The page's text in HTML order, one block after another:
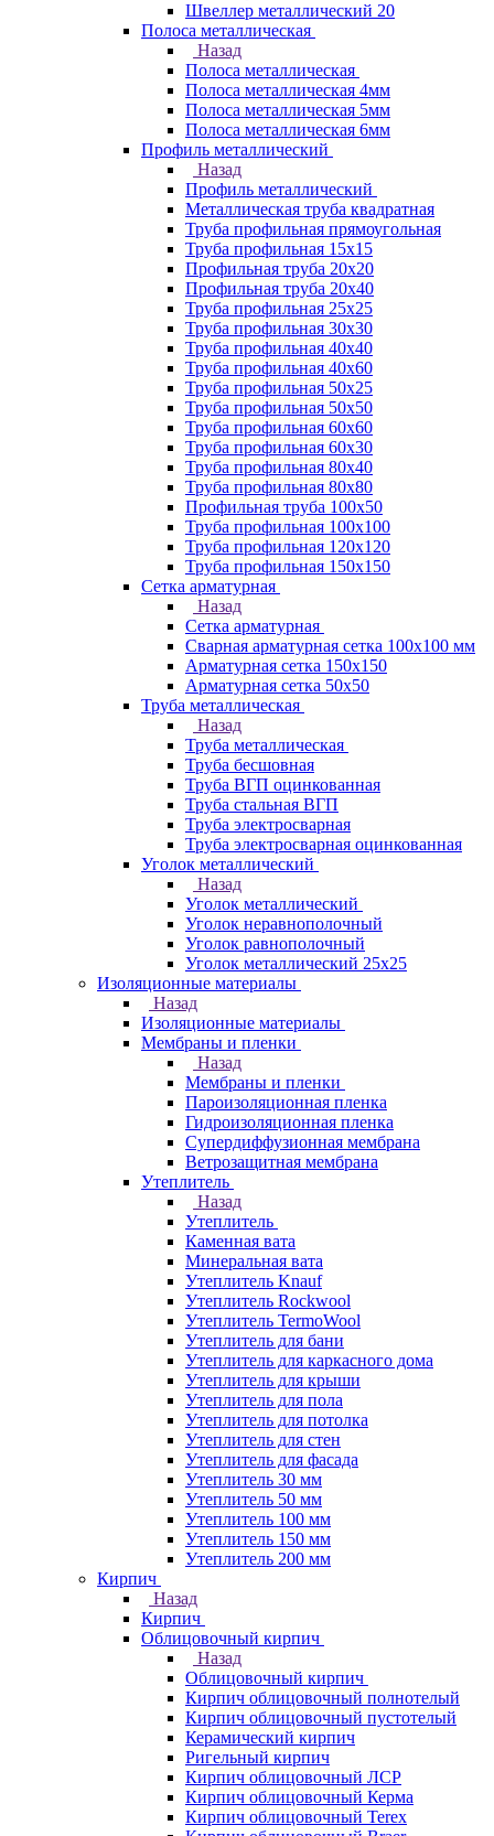
Швеллер металлический 20
Полоса металлическая
Назад
Полоса металлическая
Полоса металлическая 4мм
Полоса металлическая 5мм
Полоса металлическая 6мм
Профиль металлический
Назад
Профиль металлический
Металлическая труба квадратная
Труба профильная прямоугольная
Труба профильная 15х15
Профильная труба 20х20
Профильная труба 20х40
Труба профильная 25х25
Труба профильная 30x30
Труба профильная 40х40
Труба профильная 40х60
Труба профильная 50х25
Труба профильная 50х50
Труба профильная 60x60
Труба профильная 60х30
Труба профильная 80х40
Труба профильная 80х80
Профильная труба 100х50
Труба профильная 100х100
Труба профильная 120х120
Труба профильная 150х150
Сетка арматурная
Назад
Сетка арматурная
Сварная арматурная сетка 100х100 мм
Арматурная сетка 150х150
Арматурная сетка 50х50
Труба металлическая
Назад
Труба металлическая
Труба бесшовная
Труба ВГП оцинкованная
Труба стальная ВГП
Труба электросварная
Труба электросварная оцинкованная
Уголок металлический
Назад
Уголок металлический
Уголок неравнополочный
Уголок равнополочный
Уголок металлический 25х25
Изоляционные материалы
Назад
Изоляционные материалы
Мембраны и пленки
Назад
Мембраны и пленки
Пароизоляционная пленка
Гидроизоляционная пленка
Супердиффузионная мембрана
Ветрозащитная мембрана
Утеплитель
Назад
Утеплитель
Каменная вата
Минеральная вата
Утеплитель Knauf
Утеплитель Rockwool
Утеплитель TermoWool
Утеплитель для бани
Утеплитель для каркасного дома
Утеплитель для крыши
Утеплитель для пола
Утеплитель для потолка
Утеплитель для стен
Утеплитель для фасада
Утеплитель 30 мм
Утеплитель 50 мм
Утеплитель 100 мм
Утеплитель 150 мм
Утеплитель 200 мм
Кирпич
Назад
Кирпич
Облицовочный кирпич
Назад
Облицовочный кирпич
Кирпич облицовочный полнотелый
Кирпич облицовочный пустотелый
Керамический кирпич
Ригельный кирпич
Кирпич облицовочный ЛСР
Кирпич облицовочный Керма
Кирпич облицовочный Terex